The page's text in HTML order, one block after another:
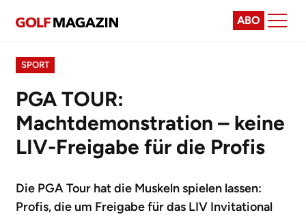
ABO
SPORT
PGA TOUR:
Machtdemonstration – keine
LIV-Freigabe für die Profis
Die PGA Tour hat die Muskeln spielen lassen:
Profis, die um Freigabe für das LIV Invitational